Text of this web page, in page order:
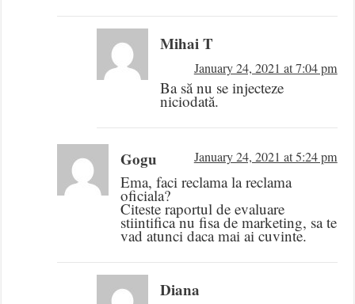
Mihai T
January 24, 2021 at 7:04 pm
Ba să nu se injecteze
niciodată.
Gogu January 24, 2021 at 5:24 pm
Ema, faci reclama la reclama
oficiala?
Citeste raportul de evaluare
stiintifica nu fisa de marketing, sa te
vad atunci daca mai ai cuvinte.
Diana